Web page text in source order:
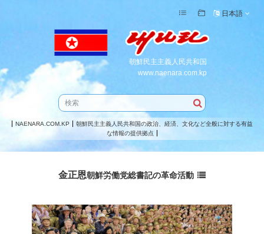
朝鮮民主主義人民共和国
www.naenara.com.kp
日本語
NAENARA.COM.KP
朝鮮民主主義人民共和国の政治、経済、文化など全般に対する有益
な情報の提供拠点
金正恩朝鮮労働党総書記の革命活動